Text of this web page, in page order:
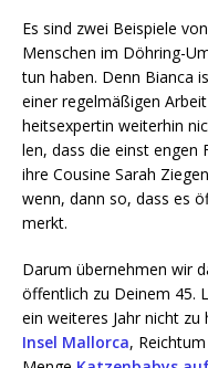
Es sind zwei Bei­spie­le
Men­schen im Döh­ring-
tun haben. Denn Bian­ca
einer regel­mä­ßi­gen
heits­exper­tin wei­ter­hin
len, dass die einst engen
ihre Cou­si­ne Sarah
wenn, dann so, dass es
merkt.
Dar­um über­neh­men wir
öffent­lich zu Dei­nem 45.
ein wei­te­res Jahr nicht
Insel Mal­lor­ca,